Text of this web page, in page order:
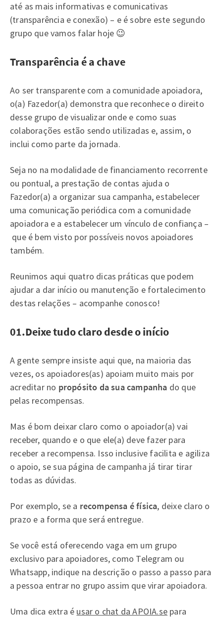
até as mais informativas e comunicativas
(transparência e conexão) – e é sobre este segundo
grupo que vamos falar hoje 😉
Transparência é a chave
Ao ser transparente com a comunidade apoiadora,
o(a) Fazedor(a) demonstra que reconhece o direito
desse grupo de visualizar onde e como suas
colaborações estão sendo utilizadas e, assim, o
inclui como parte da jornada.
Seja no na modalidade de financiamento recorrente
ou pontual, a prestação de contas ajuda o
Fazedor(a) a organizar sua campanha, estabelecer
uma comunicação periódica com a comunidade
apoiadora e a estabelecer um vínculo de confiança –
que é bem visto por possíveis novos apoiadores
também.
Reunimos aqui quatro dicas práticas que podem
ajudar a dar início ou manutenção e fortalecimento
destas relações – acompanhe conosco!
01.Deixe tudo claro desde o início
A gente sempre insiste aqui que, na maioria das
vezes, os apoiadores(as) apoiam muito mais por
acreditar no propósito da sua campanha do que
pelas recompensas.
Mas é bom deixar claro como o apoiador(a) vai
receber, quando e o que ele(a) deve fazer para
receber a recompensa. Isso inclusive facilita e agiliza
o apoio, se sua página de campanha já tirar tirar
todas as dúvidas.
Por exemplo, se a recompensa é física, deixe claro o
prazo e a forma que será entregue.
Se você está oferecendo vaga em um grupo
exclusivo para apoiadores, como Telegram ou
Whatsapp, indique na descrição o passo a passo para
a pessoa entrar no grupo assim que virar apoiadora.
Uma dica extra é usar o chat da APOIA.se para